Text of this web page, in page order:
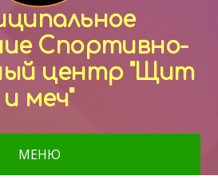
Спортивно-
центр "Щит
и меч"
МЕНЮ